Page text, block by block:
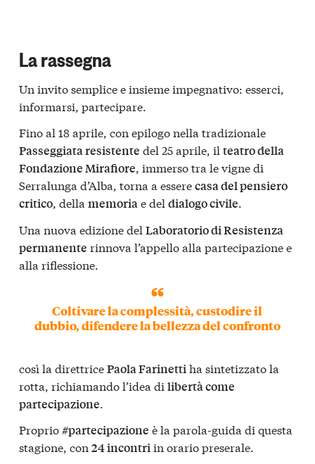
La rassegna
Un invito semplice e insieme impegnativo: esserci,
informarsi, partecipare.
Fino al 18 aprile, con epilogo nella tradizionale
Passeggiata resistente del 25 aprile, il teatro della
Fondazione Mirafiore, immerso tra le vigne di
Serralunga d’Alba, torna a esserecasa del pensiero
critico, della memoriae del dialogo civile.
Una nuova edizione del Laboratorio di Resistenza
permanente rinnova l’appello alla partecipazione e
alla riflessione.
Coltivare la complessità, custodire il
dubbio, difendere la bellezza del confronto
così la direttricePaola Farinetti ha sintetizzato la
rotta, richiamando l’idea di libertà come
partecipazione
Proprio#partecipazione è la parola-guida di questa
stagione, con 24 incontriin orario preserale.